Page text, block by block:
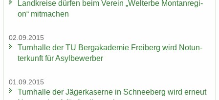
Land­krei­se dür­fen beim Ver­ein „Welt­erbe Mon­tan­re­gi­
on“ mit­ma­chen
02.09.2015
Turn­hal­le der TU Berg­aka­de­mie Frei­berg wird Not­un­
ter­kunft für Asyl­be­wer­ber
01.09.2015
Turn­hal­le der Jä­ger­ka­ser­ne in Schnee­berg wird er­neut